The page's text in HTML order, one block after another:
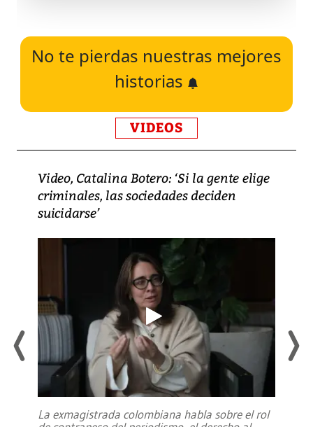
No te pierdas nuestras mejores
historias
VIDEOS
Video, Catalina Botero: ‘Si la gente elige
criminales, las sociedades deciden
suicidarse’
La exmagistrada colombiana habla sobre el rol